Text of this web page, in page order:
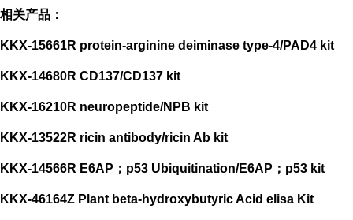
相关产品：
KKX-15661R protein-arginine deiminase type-4/PAD4 kit
KKX-14680R CD137/CD137 kit
KKX-16210R neuropeptide/NPB kit
KKX-13522R ricin antibody/ricin Ab kit
KKX-14566R E6AP；p53 Ubiquitination/E6AP；p53 kit
KKX-46164Z Plant beta-hydroxybutyric Acid elisa Kit